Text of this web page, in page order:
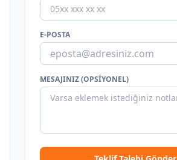
E-POSTA
MESAJINIZ (OPSIYONEL)